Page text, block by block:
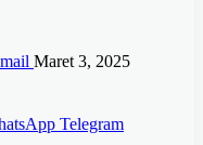
Maret 3, 2025
Telegram